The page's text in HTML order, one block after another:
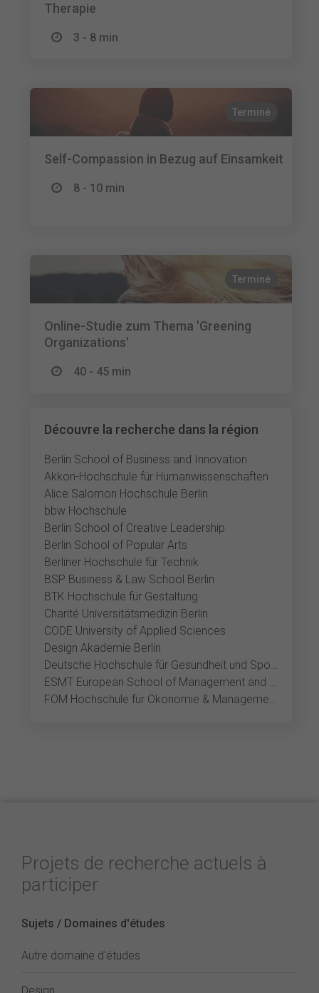
Therapie
3 - 8 min
Terminé
Self-Compassion in Bezug auf Einsamkeit
8 - 10 min
Terminé
Online-Studie zum Thema 'Greening
Organizations'
40 - 45 min
Découvre la recherche dans la région
Berlin School of Business and Innovation
Akkon-Hochschule für Humanwissenschaften
Alice Salomon Hochschule Berlin
bbw Hochschule
Berlin School of Creative Leadership
Berlin School of Popular Arts
Berliner Hochschule für Technik
BSP Business & Law School Berlin
BTK Hochschule für Gestaltung
Charité Universitätsmedizin Berlin
CODE University of Applied Sciences
Design Akademie Berlin
Deutsche Hochschule für Gesundheit und Sport Berlin
ESMT European School of Management and Technology Berlin
FOM Hochschule für Ökonomie & Management Berlin
Projets de recherche actuels à
participer
Sujets / Domaines d'études
Autre domaine d'études